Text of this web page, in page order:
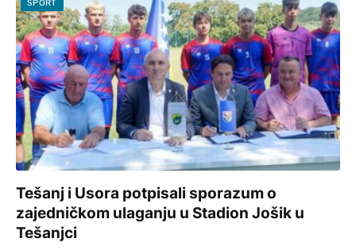
SPORT
Tešanj i Usora potpisali sporazum o
zajedničkom ulaganju u Stadion Jošik u
Tešanjci